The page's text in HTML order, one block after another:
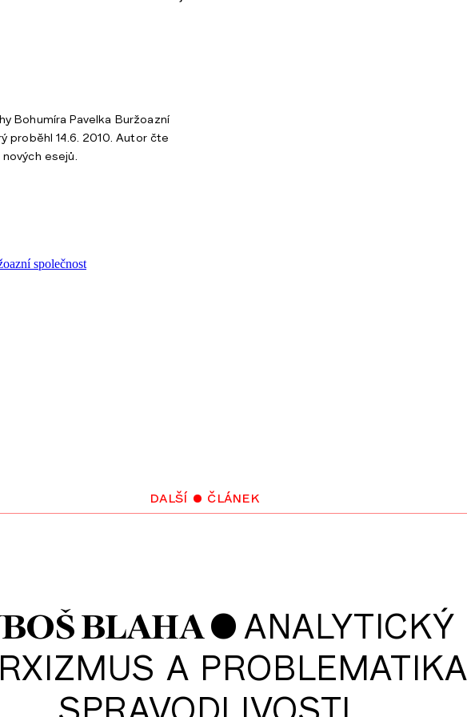
Bohumíra Pavelka Buržoazní
proběhl 14.6. 2010. Autor čte
esejů.
další • článek
BLAHA• ANALYTICKÝ
A PROBLEMATIKA
SPRAVODLIVOSTI